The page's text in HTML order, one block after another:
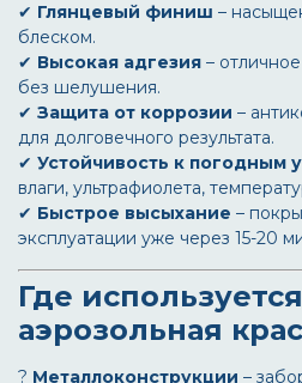
✔ Глянцевый финиш –
блеском.
✔ Высокая адгезия –
без шелушения.
✔ Защита от коррозии –
для долговечного результата.
✔ Устойчивость к погодным
влаги, ультрафиолета,
✔ Быстрое высыхание –
эксплуатации уже через 15-20
Где
аэрозольная
? Металлоконструкции –